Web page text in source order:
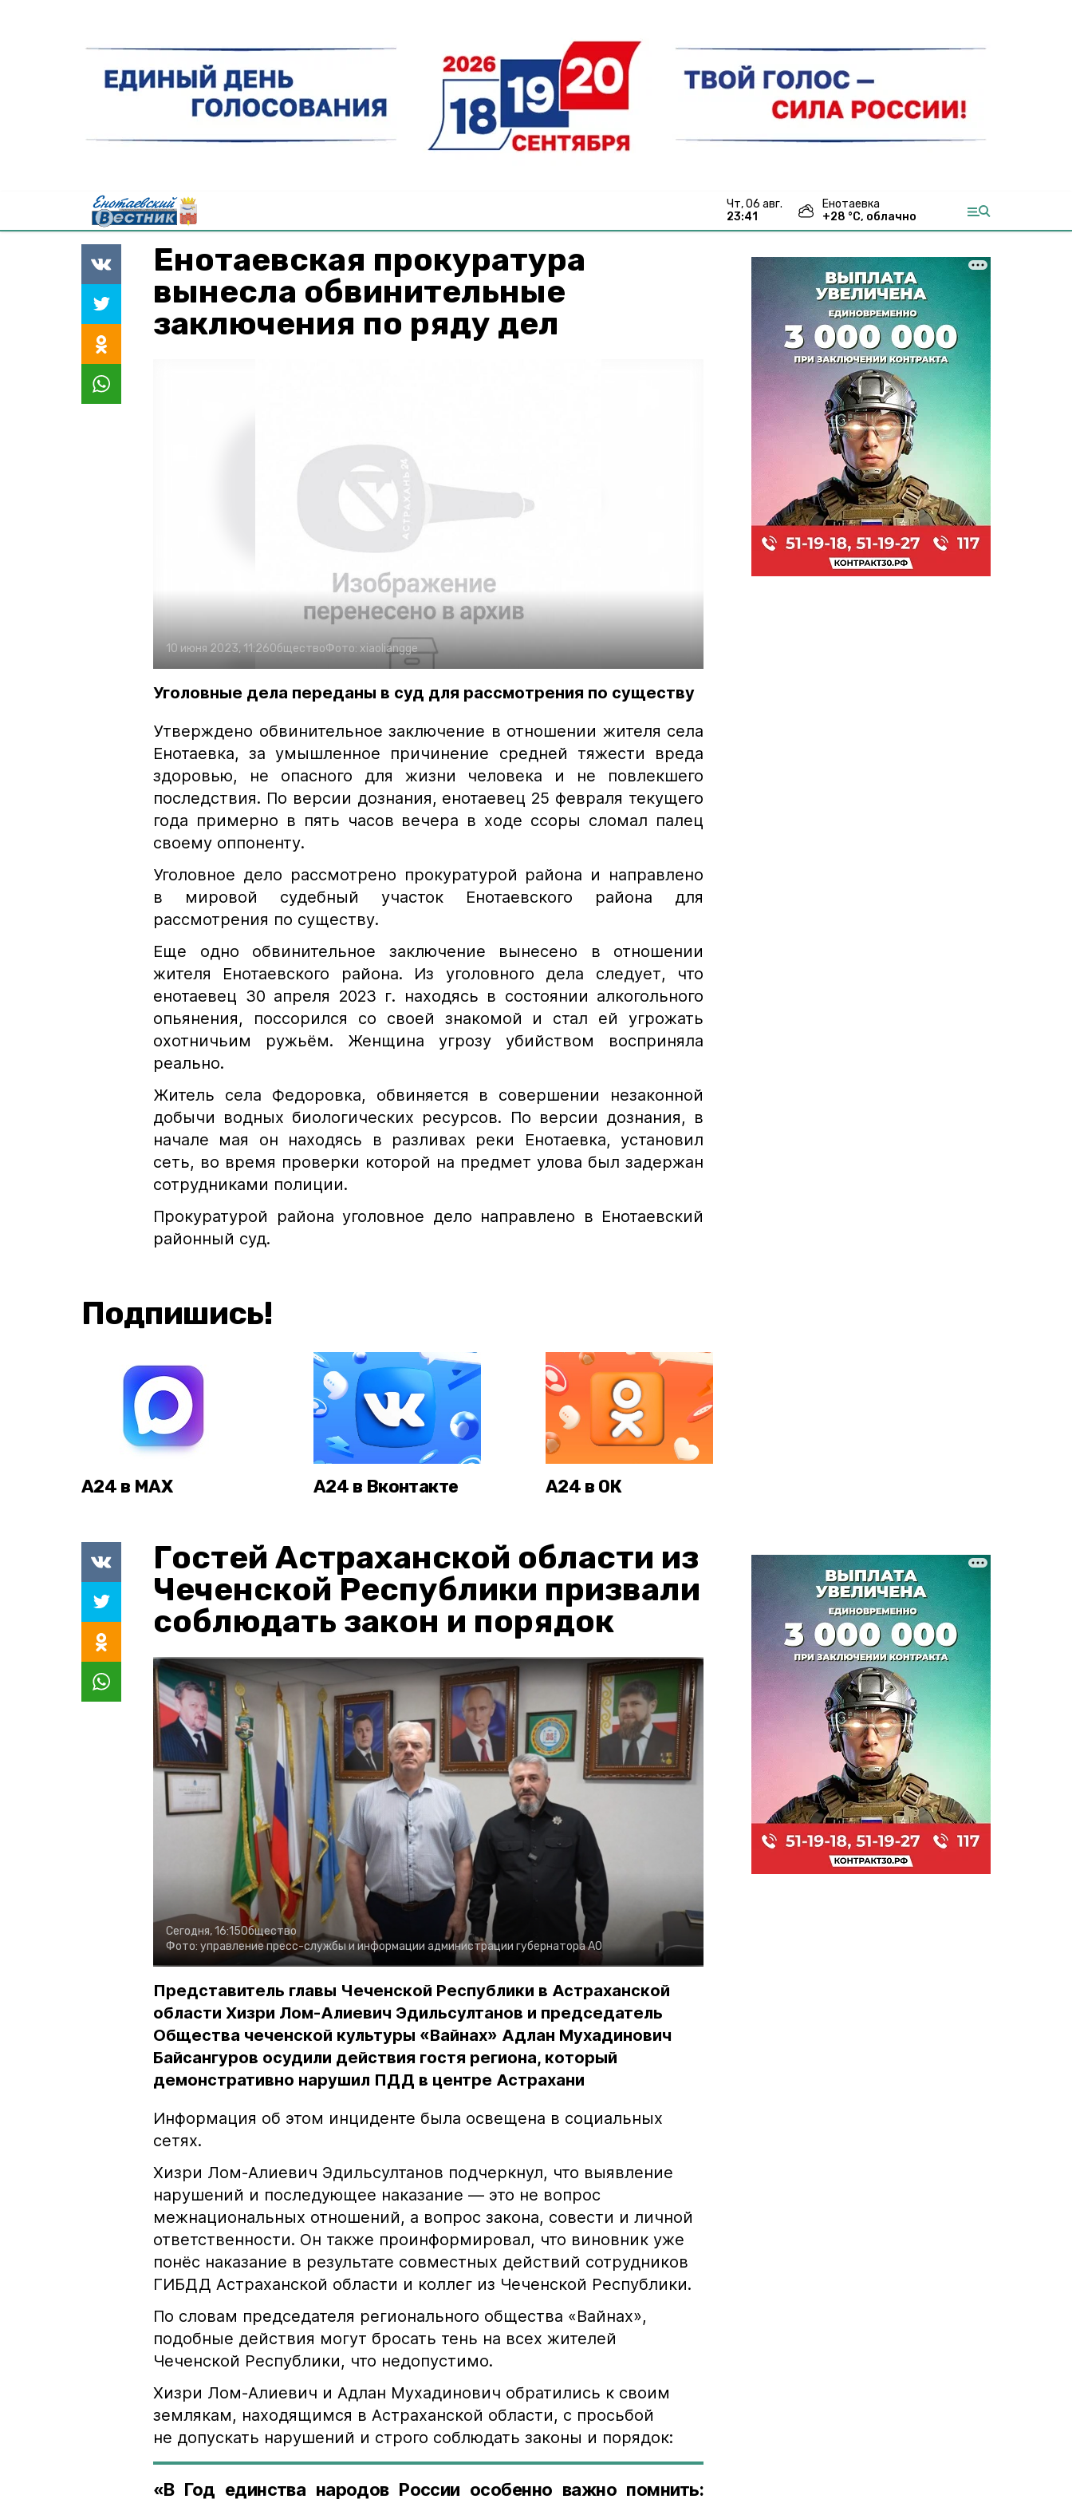
чт, 06 авг.
23:41
Енотаевка
+28 °С, облачно
Енотаевская прокуратура
вынесла обвинительные
заключения по ряду дел
10 июня 2023, 11:26ОбществоФото: xiaoliangge
Уголовные дела переданы в суд для рассмотрения по существу
Утверждено обвинительное заключение в отношении жителя села
Енотаевка, за умышленное причинение средней тяжести вреда
здоровью, не опасного для жизни человека и не повлекшего
последствия. По версии дознания, енотаевец 25 февраля текущего
года примерно в пять часов вечера в ходе ссоры сломал палец
своему оппоненту.
Уголовное дело рассмотрено прокуратурой района и направлено
в мировой судебный участок Енотаевского района для
рассмотрения по существу.
Еще одно обвинительное заключение вынесено в отношении
жителя Енотаевского района. Из уголовного дела следует, что
енотаевец 30 апреля 2023 г. находясь в состоянии алкогольного
опьянения, поссорился со своей знакомой и стал ей угрожать
охотничьим ружьём. Женщина угрозу убийством восприняла
реально.
Житель села Федоровка, обвиняется в совершении незаконной
добычи водных биологических ресурсов. По версии дознания, в
начале мая он находясь в разливах реки Енотаевка, установил
сеть, во время проверки которой на предмет улова был задержан
сотрудниками полиции.
Прокуратурой района уголовное дело направлено в Енотаевский
районный суд.
Подпишись!
А24 в MAX А24 в Вконтакте А24 в ОК
Гостей Астраханской области из
Чеченской Республики призвали
соблюдать закон и порядок
Сегодня, 16:15Общество
Фото: управление пресс-службы и информации администрации губернатора АО
Представитель главы Чеченской Республики в Астраханской
области Хизри Лом-Алиевич Эдильсултанов и председатель
Общества чеченской культуры «Вайнах» Адлан Мухадинович
Байсангуров осудили действия гостя региона, который
демонстративно нарушил ПДД в центре Астрахани
Информация об этом инциденте была освещена в социальных
сетях.
Хизри Лом-Алиевич Эдильсултанов подчеркнул, что выявление
нарушений и последующее наказание — это не вопрос
межнациональных отношений, а вопрос закона, совести и личной
ответственности. Он также проинформировал, что виновник уже
понёс наказание в результате совместных действий сотрудников
ГИБДД Астраханской области и коллег из Чеченской Республики.
По словам председателя регионального общества «Вайнах»,
подобные действия могут бросать тень на всех жителей
Чеченской Республики, что недопустимо.
Хизри Лом-Алиевич и Адлан Мухадинович обратились к своим
землякам, находящимся в Астраханской области, с просьбой
не допускать нарушений и строго соблюдать законы и порядок:
«В Год единства народов России особенно важно помнить: